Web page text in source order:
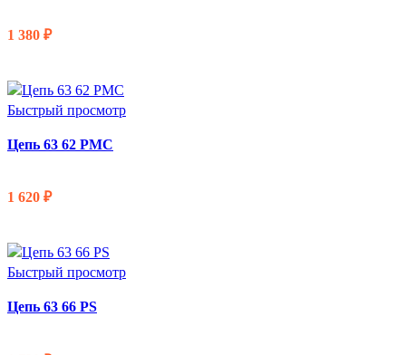
1 380 ₽
Быстрый просмотр
Цепь 63 62 PMC
1 620 ₽
Быстрый просмотр
Цепь 63 66 PS